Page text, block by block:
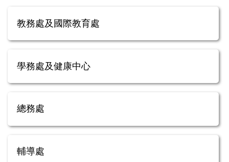
教務處及國際教育處
學務處及健康中心
總務處
輔導處